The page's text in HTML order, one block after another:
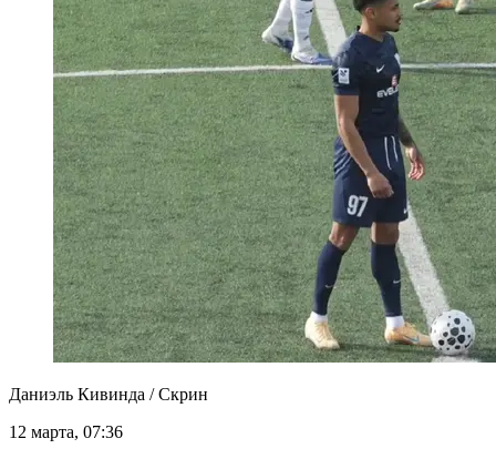
Даниэль Кивинда / Скрин
12 марта, 07:36